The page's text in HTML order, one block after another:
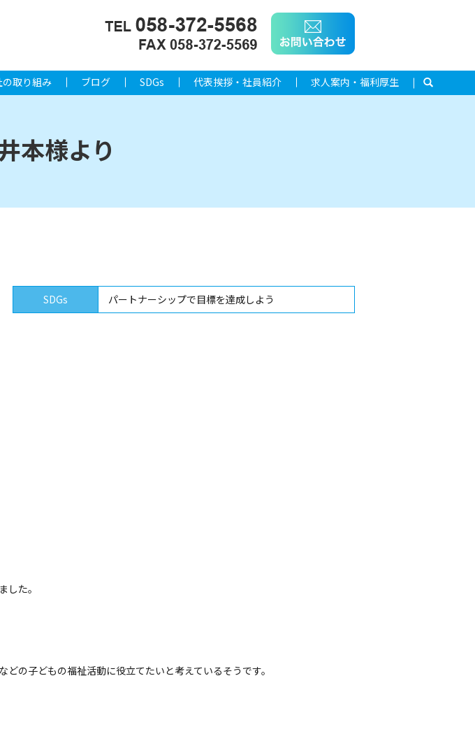
の取り組み ブログ SDGs 代表挨拶・社員紹介 求人案内・福利厚生 search
本様より
SDGs
パートナーシップで目標を達成しよう
た。
の子どもの福祉活動に役立てたいと考えているそうです。